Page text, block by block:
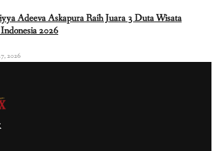
Adeeva Askapura Raih Juara 3 Duta Wisata
2026
2026